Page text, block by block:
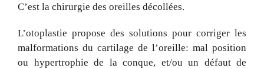
C’est la chirurgie des oreilles décollées.
L’otoplastie propose des solutions pour corriger les
malformations du cartilage de l’oreille: mal position
ou hypertrophie de la conque, et/ou un défaut de